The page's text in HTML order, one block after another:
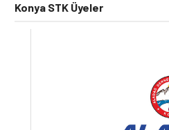
Konya STK Üyeler